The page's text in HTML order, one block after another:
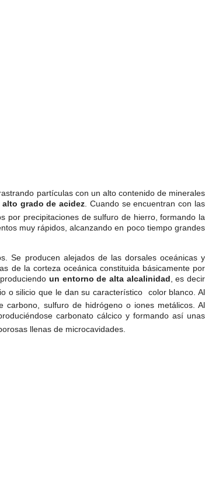
partículas con un alto contenido de minerales
alto grado de acidez. Cuando se encuentran con las
por precipitaciones de sulfuro de hierro, formando la
muy rápidos, alcanzando en poco tiempo grandes
Se producen alejados de las dorsales oceánicas y
de la corteza oceánica constituida básicamente por
un entorno de alta alcalinidad , es decir
o silicio que le dan su característico color blanco. Al
sulfuro de hidrógeno o iones metálicos. Al
carbonato cálcico y formando así unas
llenas de microcavidades.